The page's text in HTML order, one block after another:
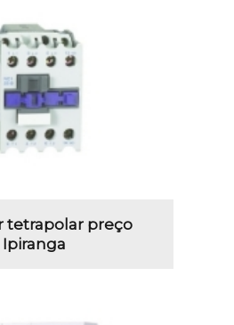
tetrapolar preço
Ipiranga